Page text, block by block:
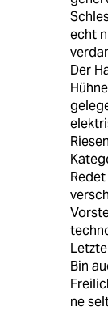
echt
Der
Bin
ne